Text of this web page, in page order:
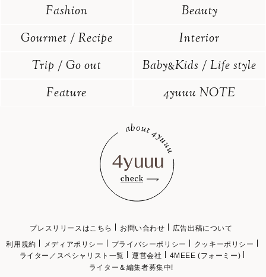
Fashion
Beauty
Gourmet / Recipe
Interior
Trip / Go out
Baby&Kids / Life style
Feature
4yuuu NOTE
プレスリリースはこちら お問い合わせ
広告出稿について
利用規約
メディアポリシー プライバシーポリシー
クッキーポリシー
ライター／スペシャリスト一覧
運営会社
4MEEE (フォーミー)
ライター＆編集者募集中!